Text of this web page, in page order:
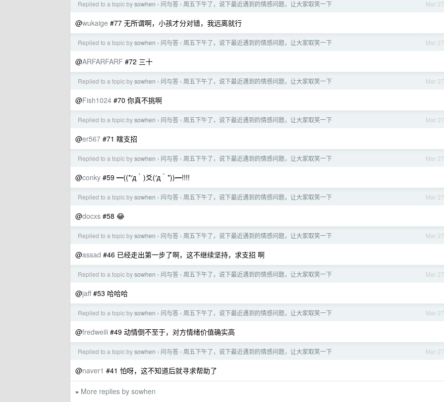
Mar 27
Replied to a topic bysowhen › 问与答 › 周五下午了，说下最近遇到的情感问题，让大家取笑一下
@wukaige #77 无所谓啊，小孩才分对错，我远离就行
Mar 27
Replied to a topic bysowhen › 问与答 › 周五下午了，说下最近遇到的情感问题，让大家取笑一下
@ARFARFARF #72 三十
Mar 27
Replied to a topic bysowhen › 问与答 › 周五下午了，说下最近遇到的情感问题，让大家取笑一下
@Fish1024 #70 你真不挑啊
Mar 27
Replied to a topic bysowhen › 问与答 › 周五下午了，说下最近遇到的情感问题，让大家取笑一下
@er567 #71 瞎支招
Mar 27
Replied to a topic bysowhen › 问与答 › 周五下午了，说下最近遇到的情感问题，让大家取笑一下
@conky #59 ━((*′д｀)爻(′д｀*))━!!!!
Mar 27
Replied to a topic bysowhen › 问与答 › 周五下午了，说下最近遇到的情感问题，让大家取笑一下
@docxs #58 😂
Mar 27
Replied to a topic bysowhen › 问与答 › 周五下午了，说下最近遇到的情感问题，让大家取笑一下
@assad #46 已经走出第一步了啊，这不继续坚持，求支招 啊
Mar 27
Replied to a topic bysowhen › 问与答 › 周五下午了，说下最近遇到的情感问题，让大家取笑一下
@jaff#53 哈哈哈
Mar 27
Replied to a topic bysowhen › 问与答 › 周五下午了，说下最近遇到的情感问题，让大家取笑一下
@fredweili #49 动情倒不至于，对方情绪价值确实高
Mar 27
Replied to a topic bysowhen › 问与答 › 周五下午了，说下最近遇到的情感问题，让大家取笑一下
@naver1 #41 怕呀，这不知道后就寻求帮助了
» More replies by sowhen